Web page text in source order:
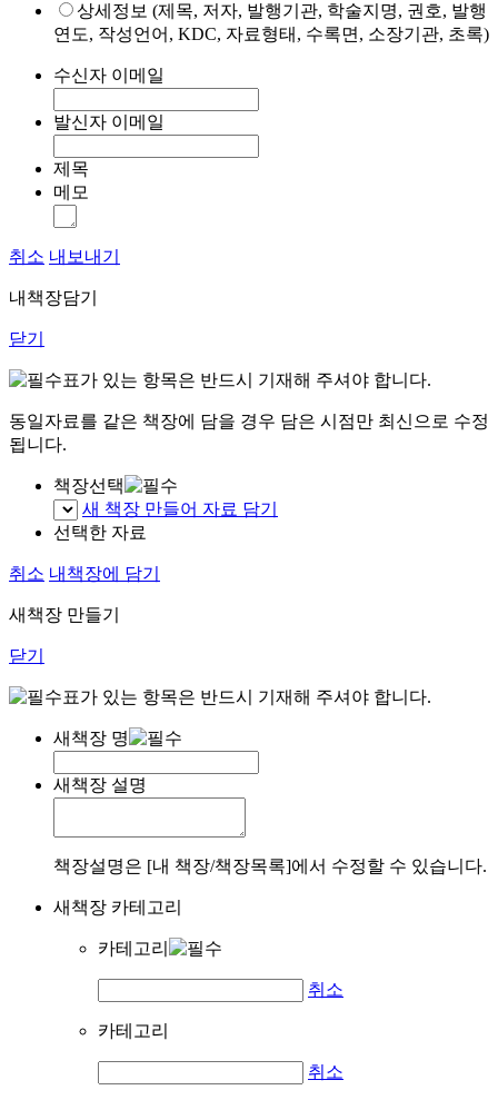
상세정보 (제목, 저자, 발행기관, 학술지명, 권호, 발행
연도, 작성언어, KDC, 자료형태, 수록면, 소장기관, 초록)
수신자 이메일
발신자 이메일
제목
메모
취소 내보내기
내책장담기
닫기
표가 있는 항목은 반드시 기재해 주셔야 합니다.
동일자료를 같은 책장에 담을 경우 담은 시점만 최신으로 수정
됩니다.
책장선택
새 책장 만들어 자료 담기
선택한 자료
취소 내책장에 담기
새책장 만들기
닫기
표가 있는 항목은 반드시 기재해 주셔야 합니다.
새책장 명
새책장 설명
책장설명은 [내 책장/책장목록]에서 수정할 수 있습니다.
새책장 카테고리
카테고리
취소
카테고리
취소